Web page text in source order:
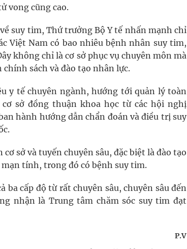
vong cũng cao.
suy tim, Thứ trưởng Bộ Y tế nhấn mạnh chỉ
Việt Nam có bao nhiêu bệnh nhân suy tim,
không chỉ là cơ sở phục vụ chuyên môn mà
sách và đào tạo nhân lực.
y tế chuyên ngành, hướng tới quản lý toàn
sở đồng thuận khoa học từ các hội nghị
hành hướng dẫn chẩn đoán và điều trị suy
sở và tuyến chuyên sâu, đặc biệt là đào tạo
tính, trong đó có bệnh suy tim.
cấp độ từ rất chuyên sâu, chuyên sâu đến
nhận là Trung tâm chăm sóc suy tim đạt
P.V